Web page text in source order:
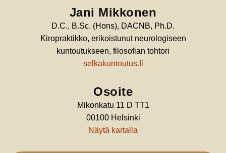
Jani Mikkonen
D.C., B.Sc. (Hons), DACNB, Ph.D.
Kiropraktikko, erikoistunut neurologiseen
kuntoutukseen, filosofian tohtori
selkakuntoutus.fi
Osoite
Mikonkatu 11 D TT1
00100 Helsinki
Näytä kartalla